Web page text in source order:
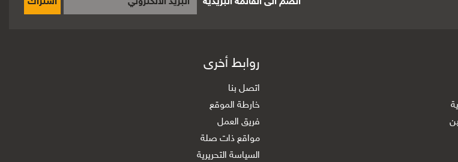
روابط أخرى
اتصل بنا
خارطة الموقع
فريق العمل
مواقع ذات صلة
السياسة التحريرية